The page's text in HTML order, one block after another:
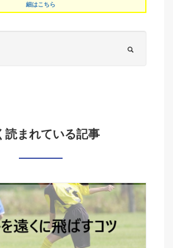
細はこちら
読まれている記事